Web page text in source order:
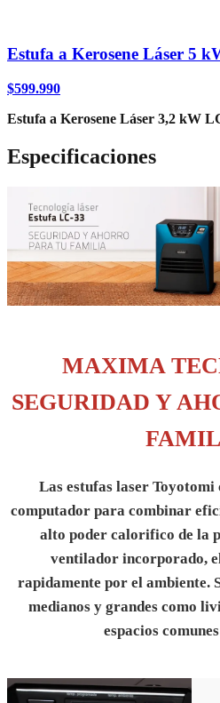
Estufa a Kerosene Láser 5
$599.990
Estufa a Kerosene Láser 3,2 kW
Especificaciones
MAXIMA
SEGURIDAD Y
Las estufas laser Toyotomi
computador para combinar
alto poder calorifico de la
ventilador incorporado,
rapidamente por el ambiente.
medianos y grandes como
espacios